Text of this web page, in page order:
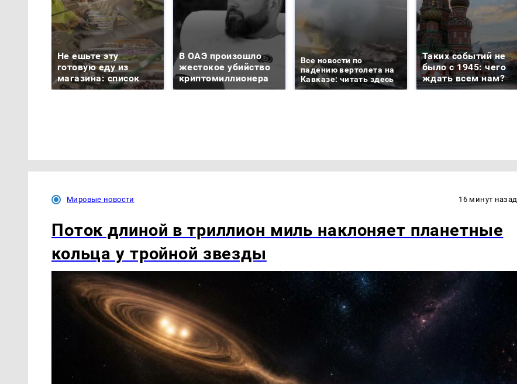
Не ешьте эту
готовую еду из
магазина: список
В ОАЭ произошло
жестокое убийство
криптомиллионера
Все новости по
падению вертолета на
Кавказе: читать здесь
Таких событий не
было с 1945: чего
ждать всем нам?
Мировые новости 16 минут назад
Поток длиной в триллион миль наклоняет планетные
кольца у тройной звезды